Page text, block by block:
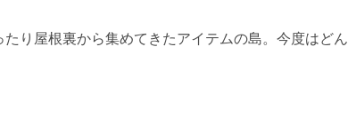
り屋根裏から集めてきたアイテムの島。今度はどん